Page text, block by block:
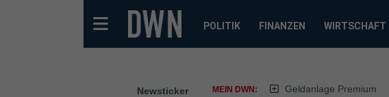
POLITIK FINANZEN WIRTSCHAFT
Newsticker MEIN DWN: Geldanlage Premium